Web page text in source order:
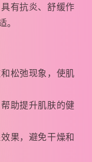
有抗炎、舒缓作
。
松弛现象，使肌
助提升肌肤的健
果，避免干燥和